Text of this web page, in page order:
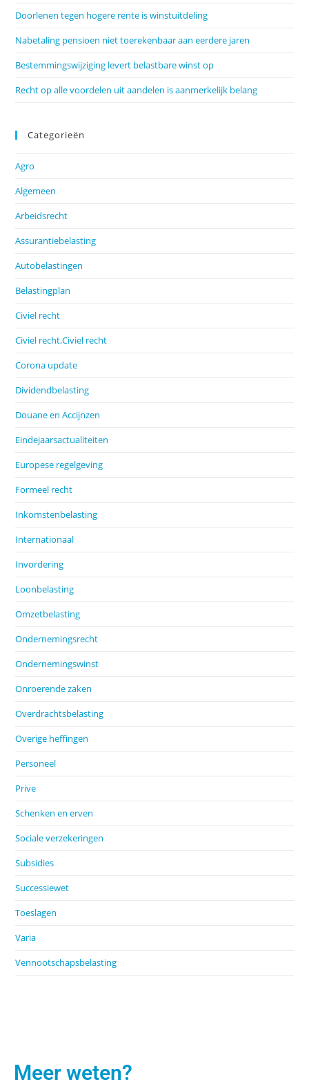
Doorlenen tegen hogere rente is winstuitdeling
Nabetaling pensioen niet toerekenbaar aan eerdere jaren
Bestemmingswijziging levert belastbare winst op
Recht op alle voordelen uit aandelen is aanmerkelijk belang
Categorieën
Agro
Algemeen
Arbeidsrecht
Assurantiebelasting
Autobelastingen
Belastingplan
Civiel recht
Civiel recht,Civiel recht
Corona update
Dividendbelasting
Douane en Accijnzen
Eindejaarsactualiteiten
Europese regelgeving
Formeel recht
Inkomstenbelasting
Internationaal
Invordering
Loonbelasting
Omzetbelasting
Ondernemingsrecht
Ondernemingswinst
Onroerende zaken
Overdrachtsbelasting
Overige heffingen
Personeel
Prive
Schenken en erven
Sociale verzekeringen
Subsidies
Successiewet
Toeslagen
Varia
Vennootschapsbelasting
Meer weten?